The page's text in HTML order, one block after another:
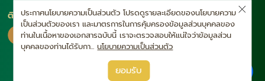
ติดตามเรา
|
ประกาศนโยบายความเป็นส่วนตัว โปรดดูรายละเอียดของนโยบายความ
เป็นส่วนตัวของเรา และมาตรการในการคุ้มครองข้อมูลส่วนบุคคลของ
ท่านในเนื้อหาของเอกสารฉบับนี้ เราจะตรวจสอบให้แน่ใจว่าข้อมูลส่วน
บุคคลของท่านได้รับกา... นโยบายความเป็นส่วนตัว
ยอมรับ